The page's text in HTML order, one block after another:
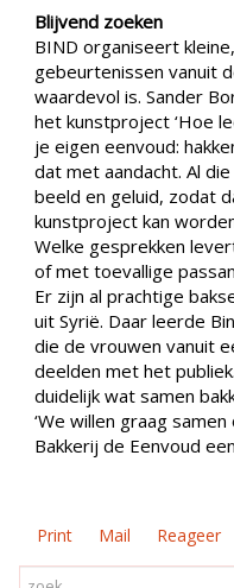
Blijvend zoeken
BIND organiseert
gebeurtenissen vanuit
waardevol is. Sander
het kunstproject ‘Hoe
je eigen eenvoud:
dat met aandacht. Al
beeld en geluid, zodat
kunstproject kan
Welke gesprekken
of met toevallige
Er zijn al prachtige
uit Syrië. Daar leerde
die de vrouwen vanuit
deelden met het
duidelijk wat samen
‘We willen graag
Bakkerij de Eenvoud
Print Mail Reageer